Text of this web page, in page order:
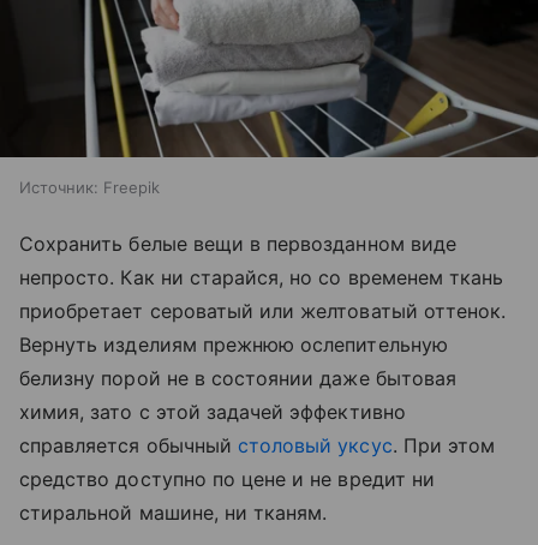
Источник: Freepik
Сохранить белые вещи в первозданном виде
непросто. Как ни старайся, но со временем ткань
приобретает сероватый или желтоватый оттенок.
Вернуть изделиям прежнюю ослепительную
белизну порой не в состоянии даже бытовая
химия, зато с этой задачей эффективно
справляется обычный столовый уксус. При этом
средство доступно по цене и не вредит ни
стиральной машине, ни тканям.